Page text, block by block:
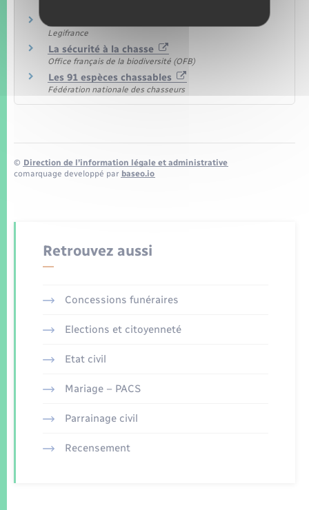
Legifrance
La sécurité à la chasse
Office français de la biodiversité (OFB)
Les 91 espèces chassables
Fédération nationale des chasseurs
© Direction de l’information légale et administrative
comarquage developpé par baseo.io
Retrouvez aussi
Concessions funéraires
Elections et citoyenneté
Etat civil
Mariage – PACS
Parrainage civil
Recensement